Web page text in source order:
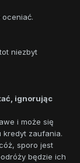
oceniać.
niezbyt
ignorując
i może się
zaufania.
sporo jest
będzie ich